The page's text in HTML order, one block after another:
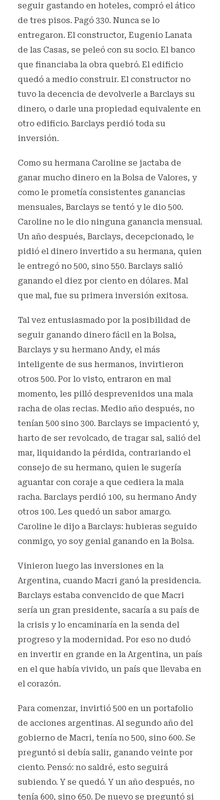
seguir gastando en hoteles, compró el ático
de tres pisos. Pagó 330. Nunca se lo
entregaron. El constructor, Eugenio Lanata
de las Casas, se peleó con su socio. El banco
que financiaba la obra quebró. El edificio
quedó a medio construir. El constructor no
tuvo la decencia de devolverle a Barclays su
dinero, o darle una propiedad equivalente en
otro edificio. Barclays perdió toda su
inversión.
Como su hermana Caroline se jactaba de
ganar mucho dinero en la Bolsa de Valores, y
como le prometía consistentes ganancias
mensuales, Barclays se tentó y le dio 500.
Caroline no le dio ninguna ganancia mensual.
Un año después, Barclays, decepcionado, le
pidió el dinero invertido a su hermana, quien
le entregó no 500, sino 550. Barclays salió
ganando el diez por ciento en dólares. Mal
que mal, fue su primera inversión exitosa.
Tal vez entusiasmado por la posibilidad de
seguir ganando dinero fácil en la Bolsa,
Barclays y su hermano Andy, el más
inteligente de sus hermanos, invirtieron
otros 500. Por lo visto, entraron en mal
momento, les pilló desprevenidos una mala
racha de olas recias. Medio año después, no
tenían 500 sino 300. Barclays se impacientó y,
harto de ser revolcado, de tragar sal, salió del
mar, liquidando la pérdida, contrariando el
consejo de su hermano, quien le sugería
aguantar con coraje a que cediera la mala
racha. Barclays perdió 100, su hermano Andy
otros 100. Les quedó un sabor amargo.
Caroline le dijo a Barclays: hubieras seguido
conmigo, yo soy genial ganando en la Bolsa.
Vinieron luego las inversiones en la
Argentina, cuando Macri ganó la presidencia.
Barclays estaba convencido de que Macri
sería un gran presidente, sacaría a su país de
la crisis y lo encaminaría en la senda del
progreso y la modernidad. Por eso no dudó
en invertir en grande en la Argentina, un país
en el que había vivido, un país que llevaba en
el corazón.
Para comenzar, invirtió 500 en un portafolio
de acciones argentinas. Al segundo año del
gobierno de Macri, tenía no 500, sino 600. Se
preguntó si debía salir, ganando veinte por
ciento. Pensó: no saldré, esto seguirá
subiendo. Y se quedó. Y un año después, no
tenía 600, sino 650. De nuevo se preguntó si